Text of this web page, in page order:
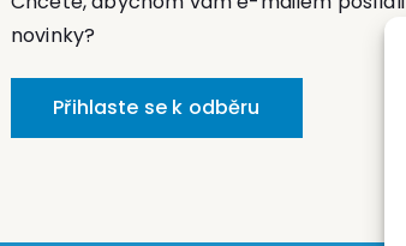
novinky?
Přihlaste se k odběru